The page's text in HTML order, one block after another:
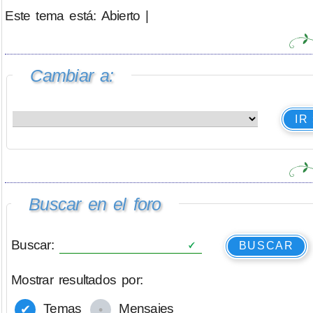
Este tema está: Abierto |
Cambiar a:
Buscar en el foro
Buscar: BUSCAR
Mostrar resultados por:
Temas
Mensajes